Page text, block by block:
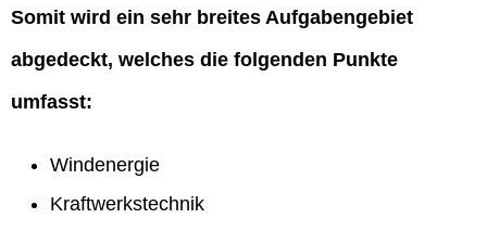
Somit wird ein sehr breites Aufgabengebiet
abgedeckt, welches die folgenden Punkte
umfasst:
Windenergie
Kraftwerkstechnik